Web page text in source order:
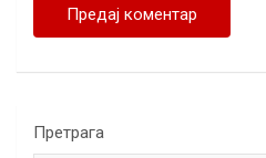
Претрага